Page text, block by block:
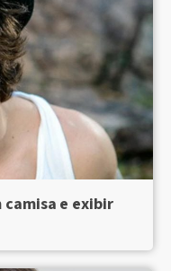
camisa e exibir